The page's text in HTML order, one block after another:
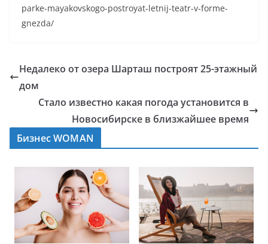
parke-mayakovskogo-postroyat-letnij-teatr-v-forme-
gnezda/
Недалеко от озера Шарташ построят 25-этажный
дом
Стало известно какая погода установится в
Новосибирске в близжайшее время
Бизнес WOMAN